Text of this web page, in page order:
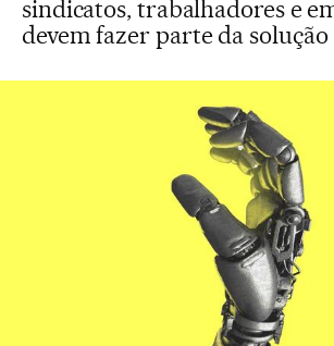
sindicatos, trabalhadores e
devem fazer parte da solução